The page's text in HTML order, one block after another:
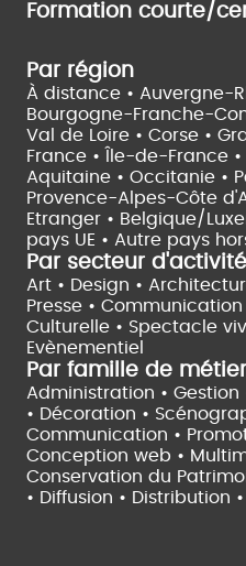
Formation courte/
Par région
À distance • Auvergne-
Bourgogne-Franche-
Val de Loire • Corse •
France •
Île-de-France •
Aquitaine • Occitanie •
Provence-Alpes-Côte
Etranger • Belgique/
pays UE • Autre pays
Par secteur d'activité
Art • Design •
Presse • Communication
Culturelle • Spectacle
Evènementiel
Par famille de
Administration • Gestion
• Décoration •
Communication •
Conception web •
Conservation du
• Diffusion • Distribution